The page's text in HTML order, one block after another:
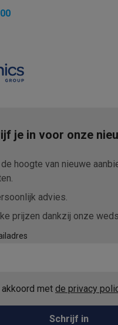
Kies jouw ideale TV
je in voor onze
hoogte van nieuwe
advies.
prijzen dankzij onze
akkoord met de privacy
Schrijf in